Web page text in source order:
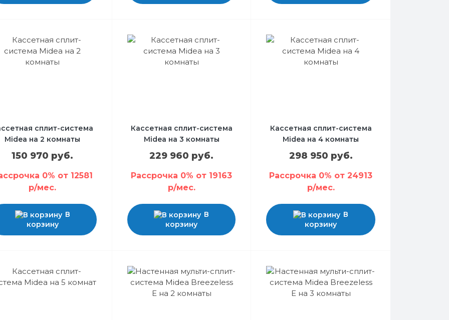
сплит-система
Midea на 2 комнаты
150 970 руб.
0% от 12581
р/мес.
В
корзину
Кассетная сплит-система
Midea на 3 комнаты
229 960 руб.
Рассрочка 0% от 19163
р/мес.
В
корзину
Кассетная сплит-система
Midea на 4 комнаты
298 950 руб.
Рассрочка 0% от 24913
р/мес.
В
корзину